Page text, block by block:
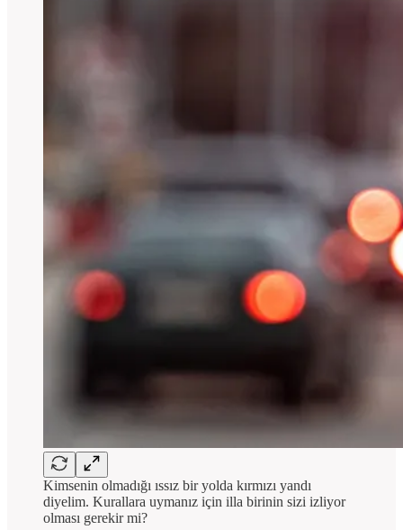
Kimsenin olmadığı ıssız bir yolda kırmızı yandı
diyelim. Kurallara uymanız için illa birinin sizi izliyor
olması gerekir mi?